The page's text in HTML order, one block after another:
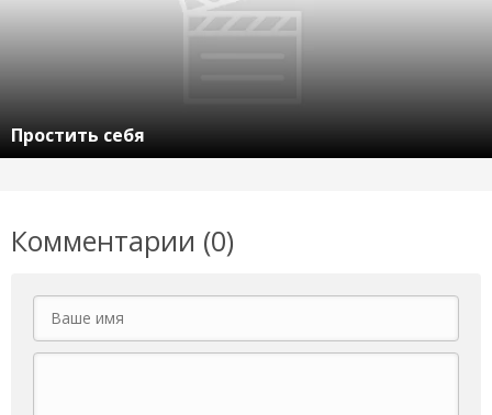
Простить себя
Комментарии (0)